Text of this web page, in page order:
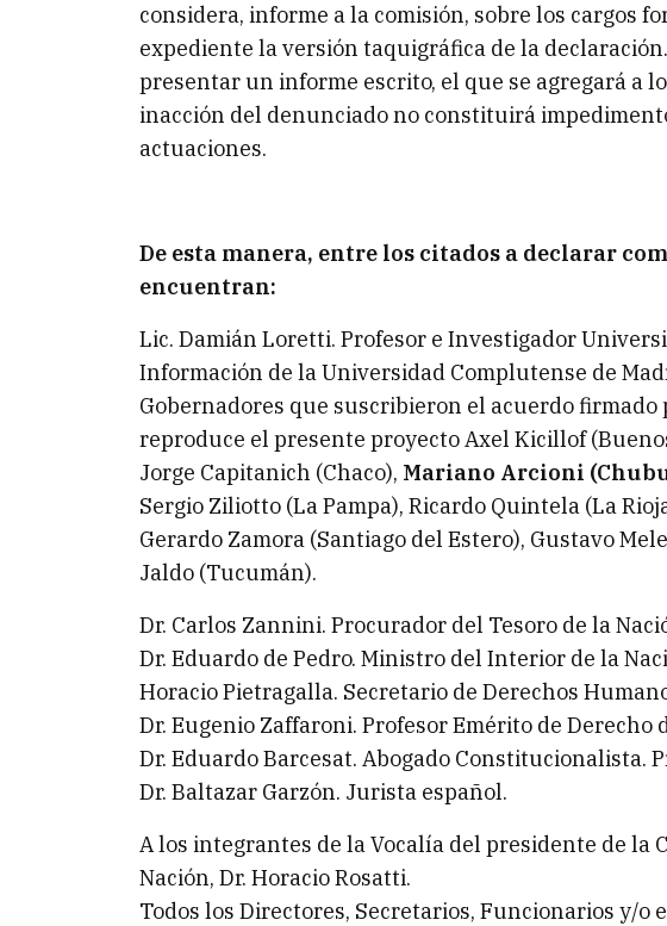
considera, informe a la comisión, sobre los cargos
expediente la versión taquigráfica de la
presentar un informe escrito, el que se agregará a
inacción del denunciado no constituirá
actuaciones.
De esta manera, entre los citados a declarar
encuentran:
Lic. Damián Loretti. Profesor e Investigador
Información de la Universidad Complutense de
Gobernadores que suscribieron el acuerdo
reproduce el presente proyecto Axel Kicillof
Jorge Capitanich (Chaco), Mariano Arcioni
Sergio Ziliotto (La Pampa), Ricardo Quintela (La
Gerardo Zamora (Santiago del Estero), Gustavo
Jaldo (Tucumán).
Dr. Carlos Zannini. Procurador del Tesoro de la
Dr. Eduardo de Pedro. Ministro del Interior de la
Horacio Pietragalla. Secretario de Derechos
Dr. Eugenio Zaffaroni. Profesor Emérito de Derecho
Dr. Eduardo Barcesat. Abogado Constitucionalista.
Dr. Baltazar Garzón. Jurista español.
A los integrantes de la Vocalía del presidente de la
Nación, Dr. Horacio Rosatti.
Todos los Directores, Secretarios, Funcionarios y/o